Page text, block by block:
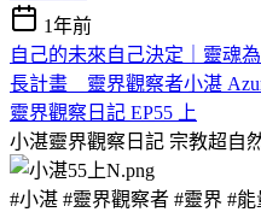
1年前
自己的未來自己決定｜靈魂
長計畫 靈界觀察者小湛
靈界觀察日記 EP55 上
小湛靈界觀察日記 宗教超自
#小湛 #靈界觀察者 #靈界 #能